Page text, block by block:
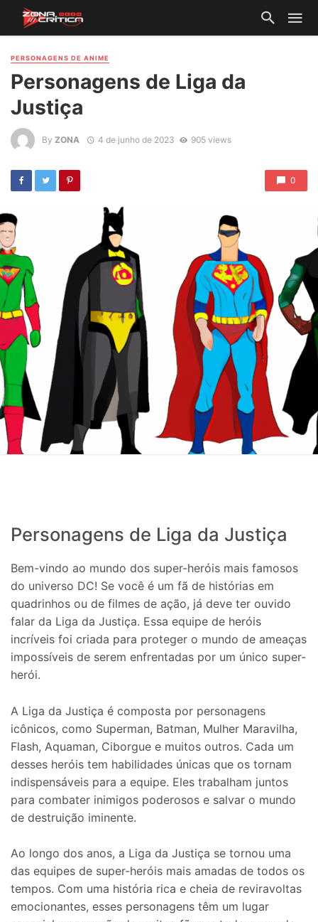
PERSONAGENS DE ANIME
Personagens de Liga da
Justiça
By ZONA 4 de junho de 2023 905 views
0
Personagens de Liga da Justiça
Bem-vindo ao mundo dos super-heróis mais famosos
do universo DC! Se você é um fã de histórias em
quadrinhos ou de filmes de ação, já deve ter ouvido
falar da Liga da Justiça. Essa equipe de heróis
incríveis foi criada para proteger o mundo de ameaças
impossíveis de serem enfrentadas por um único super-
herói.
A Liga da Justiça é composta por personagens
icônicos, como Superman, Batman, Mulher Maravilha,
Flash, Aquaman, Ciborgue e muitos outros. Cada um
desses heróis tem habilidades únicas que os tornam
indispensáveis para a equipe. Eles trabalham juntos
para combater inimigos poderosos e salvar o mundo
de destruição iminente.
Ao longo dos anos, a Liga da Justiça se tornou uma
das equipes de super-heróis mais amadas de todos os
tempos. Com uma história rica e cheia de reviravoltas
emocionantes, esses personagens têm um lugar